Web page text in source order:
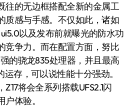
往的无边框搭配全新的金属工
质感与手感。不仅如此，诸如
以及发布前就曝光的防水功
竞争力。而在配置方面，努比
的骁龙835处理器，并且最高
存，可以说性能十分强劲。
将会全系列搭载UFS2.1闪
体验。